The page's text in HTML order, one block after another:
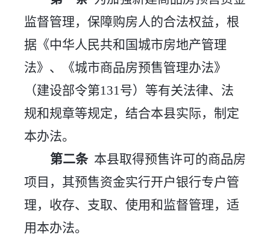
监督管理，保障购房人的合法权益，根
据《中华人民共和国城市房地产管理
法》、《城市商品房预售管理办法》
（建设部令第131号）等有关法律、法
规和规章等规定，结合本县实际，制定
本办法。
第二条 本县取得预售许可的商品房
项目，其预售资金实行开户银行专户管
理，收存、支取、使用和监督管理，适
用本办法。